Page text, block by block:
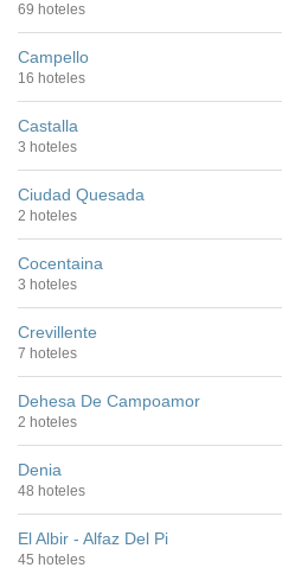
69 hoteles
Campello
16 hoteles
Castalla
3 hoteles
Ciudad Quesada
2 hoteles
Cocentaina
3 hoteles
Crevillente
7 hoteles
Dehesa De Campoamor
2 hoteles
Denia
48 hoteles
El Albir - Alfaz Del Pi
45 hoteles